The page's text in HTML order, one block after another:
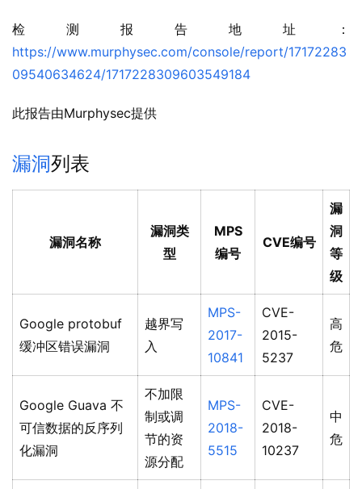
检测报告地址：
https://www.murphysec.com/console/report/17172283
09540634624/1717228309603549184
此报告由Murphysec提供
漏洞列表
漏洞名称
漏洞类
型
MPS
编号
CVE编号
漏
洞
等
级
Google protobuf
缓冲区错误漏洞
越界写
入
MPS-
2017-
10841
CVE-
2015-
5237
高
危
Google Guava 不
可信数据的反序列
化漏洞
不加限
制或调
节的资
源分配
MPS-
2018-
5515
CVE-
2018-
10237
中
危